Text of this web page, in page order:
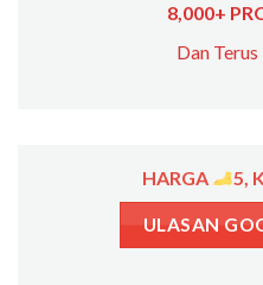
8,000+
Dan
HARGA 5,
ULASAN